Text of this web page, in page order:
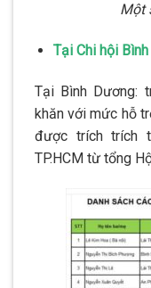
Một
Tại Chi hội
Tại Bình Dương:
khăn với mức hỗ
được trích trích
TP.HCM từ tổng